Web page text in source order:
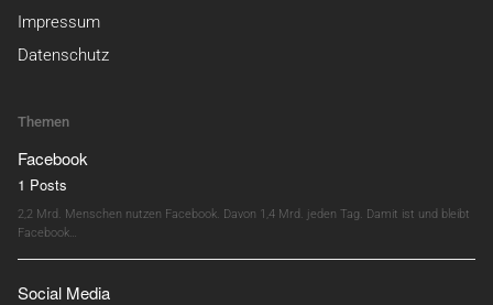
Impressum
Datenschutz
Themen
Facebook
1 Posts
2,2 Mrd. Menschen nutzen Facebook. Davon 1,4 Mrd. jeden Tag. Damit ist und bleibt
Facebook…
Social Media